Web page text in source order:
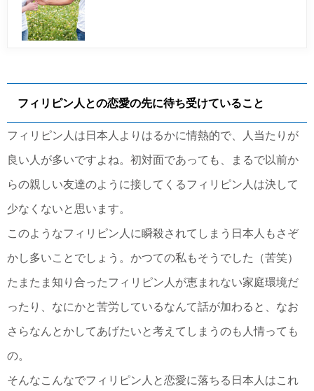
フィリピン人との恋愛の先に待ち受けていること
フィリピン人は日本人よりはるかに情熱的で、人当たりが
良い人が多いですよね。初対面であっても、まるで以前か
らの親しい友達のように接してくるフィリピン人は決して
少なくないと思います。
このようなフィリピン人に瞬殺されてしまう日本人もさぞ
かし多いことでしょう。かつての私もそうでした（苦笑）
たまたま知り合ったフィリピン人が恵まれない家庭環境だ
ったり、なにかと苦労しているなんて話が加わると、なお
さらなんとかしてあげたいと考えてしまうのも人情っても
の。
そんなこんなでフィリピン人と恋愛に落ちる日本人はこれ